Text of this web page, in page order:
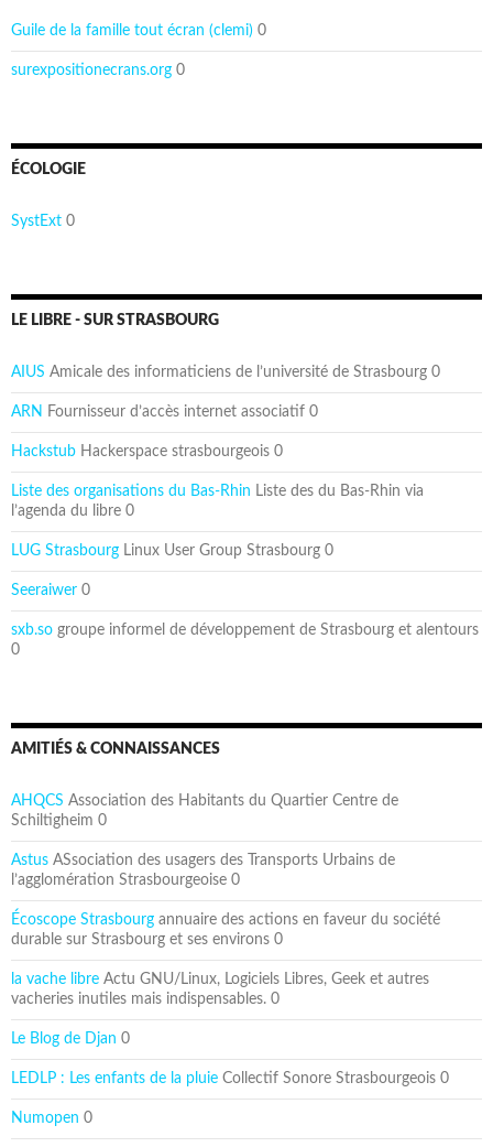
Guile de la famille tout écran (clemi) 0
surexpositionecrans.org 0
ÉCOLOGIE
SystExt 0
LE LIBRE - SUR STRASBOURG
AIUS Amicale des informaticiens de l’université de Strasbourg 0
ARN Fournisseur d’accès internet associatif 0
Hackstub Hackerspace strasbourgeois 0
Liste des organisations du Bas-Rhin Liste des du Bas-Rhin via
l’agenda du libre 0
LUG Strasbourg Linux User Group Strasbourg 0
Seeraiwer 0
sxb.so groupe informel de développement de Strasbourg et alentours
0
AMITIÉS & CONNAISSANCES
AHQCS Association des Habitants du Quartier Centre de
Schiltigheim 0
Astus ASsociation des usagers des Transports Urbains de
l’agglomération Strasbourgeoise 0
Écoscope Strasbourg annuaire des actions en faveur du société
durable sur Strasbourg et ses environs 0
la vache libre Actu GNU/Linux, Logiciels Libres, Geek et autres
vacheries inutiles mais indispensables. 0
Le Blog de Djan 0
LEDLP : Les enfants de la pluie Collectif Sonore Strasbourgeois 0
Numopen 0